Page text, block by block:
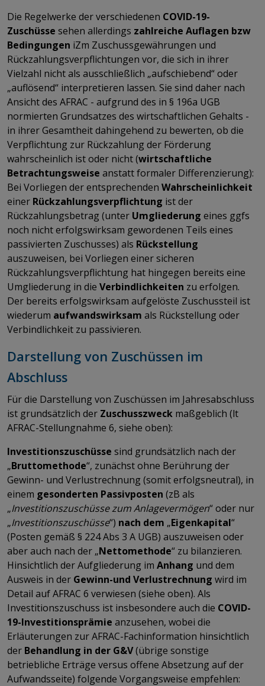
Die Regelwerke der verschiedenen COVID-19-
Zuschüsse sehen allerdings zahlreiche Auflagen bzw
Bedingungen iZm Zuschussgewährungen und
Rückzahlungsverpflichtungen vor, die sich in ihrer
Vielzahl nicht als ausschließlich „aufschiebend“ oder
„auflösend“ interpretieren lassen. Sie sind daher nach
Ansicht des AFRAC - aufgrund des in § 196a UGB
normierten Grundsatzes des wirtschaftlichen Gehalts -
in ihrer Gesamtheit dahingehend zu bewerten, ob die
Verpflichtung zur Rückzahlung der Förderung
wahrscheinlich ist oder nicht (wirtschaftliche
Betrachtungsweise anstatt formaler Differenzierung):
Bei Vorliegen der entsprechenden Wahrscheinlichkeit
einer Rückzahlungsverpflichtung ist der
Rückzahlungsbetrag (unter Umgliederung eines ggfs
noch nicht erfolgswirksam gewordenen Teils eines
passivierten Zuschusses) als Rückstellung
auszuweisen, bei Vorliegen einer sicheren
Rückzahlungsverpflichtung hat hingegen bereits eine
Umgliederung in die Verbindlichkeiten zu erfolgen.
Der bereits erfolgswirksam aufgelöste Zuschussteil ist
wiederum aufwandswirksam als Rückstellung oder
Verbindlichkeit zu passivieren.
Darstellung von Zuschüssen im
Abschluss
Für die Darstellung von Zuschüssen im Jahresabschluss
ist grundsätzlich der Zuschusszweck maßgeblich (lt
AFRAC-Stellungnahme 6, siehe oben):
Investitionszuschüsse sind grundsätzlich nach der
„Bruttomethode“, zunächst ohne Berührung der
Gewinn- und Verlustrechnung (somit erfolgsneutral), in
einem gesonderten Passivposten (zB als
„Investitionszuschüsse zum Anlagevermögen“ oder nur
„Investitionszuschüsse“) nach dem „Eigenkapital“
(Posten gemäß § 224 Abs 3 A UGB) auszuweisen oder
aber auch nach der „Nettomethode“ zu bilanzieren.
Hinsichtlich der Aufgliederung im Anhang und dem
Ausweis in der Gewinn-und Verlustrechnung wird im
Detail auf AFRAC 6 verwiesen (siehe oben). Als
Investitionszuschuss ist insbesondere auch die COVID-
19-Investitionsprämie anzusehen, wobei die
Erläuterungen zur AFRAC-Fachinformation hinsichtlich
der Behandlung in der G&V(übrige sonstige
betriebliche Erträge versus offene Absetzung auf der
Aufwandsseite) folgende Vorgangsweise empfehlen: